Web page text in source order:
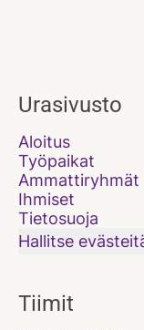
Urasivusto
Aloitus
Työpaikat
Ammattiryhmät
Ihmiset
Tietosuoja
Hallitse
Tiimit